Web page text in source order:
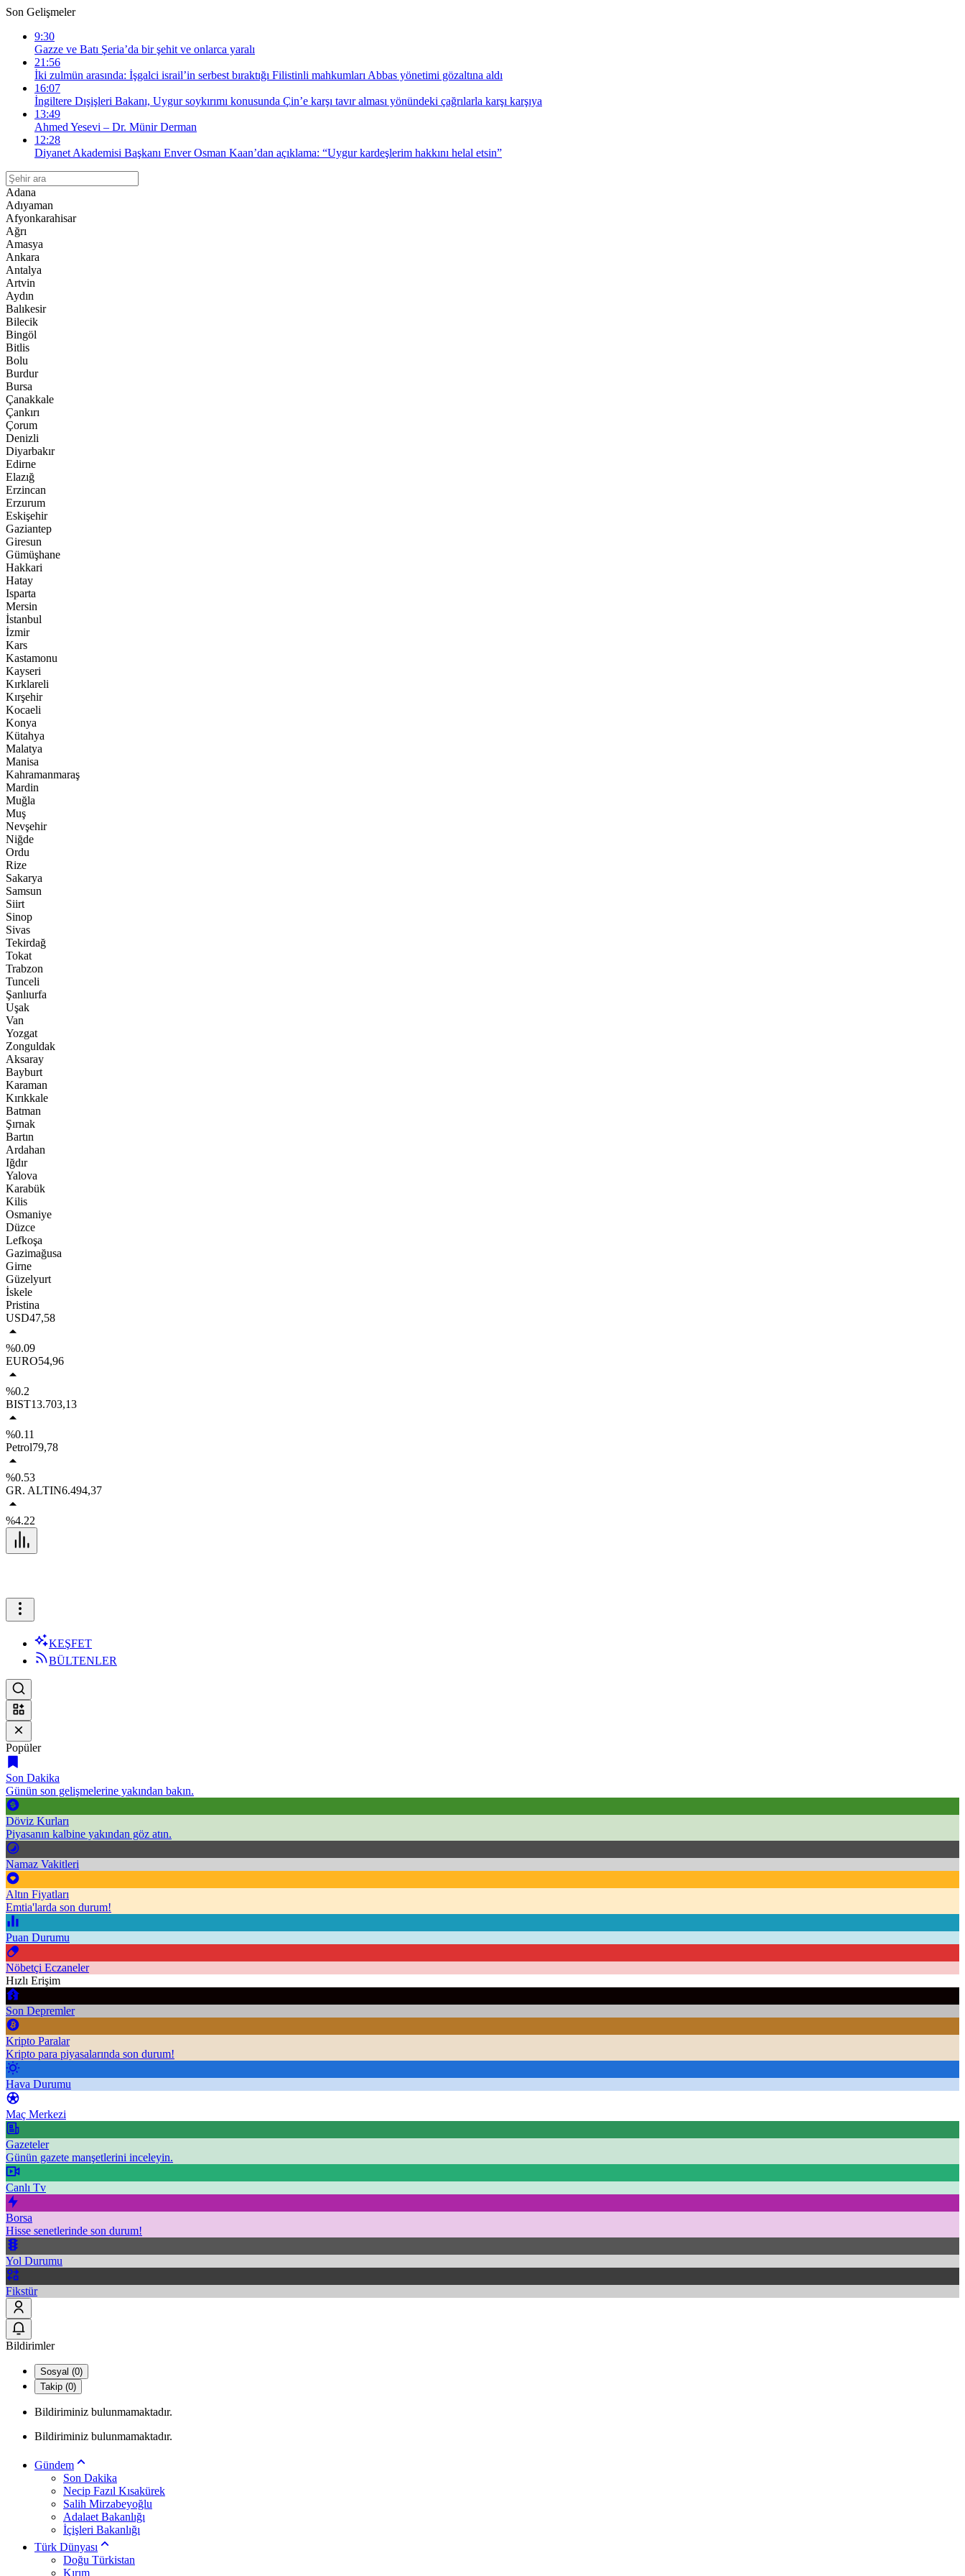
Son Gelişmeler
9:30
Gazze ve Batı Şeria’da bir şehit ve onlarca yaralı
21:56
İki zulmün arasında: İşgalci israil’in serbest bıraktığı Filistinli mahkumları Abbas yönetimi gözaltına aldı
16:07
İngiltere Dışişleri Bakanı, Uygur soykırımı konusunda Çin’e karşı tavır alması yönündeki çağrılarla karşı karşıya
13:49
Ahmed Yesevi – Dr. Münir Derman
12:28
Diyanet Akademisi Başkanı Enver Osman Kaan’dan açıklama: “Uygur kardeşlerim hakkını helal etsin”
Adana
Adıyaman
Afyonkarahisar
Ağrı
Amasya
Ankara
Antalya
Artvin
Aydın
Balıkesir
Bilecik
Bingöl
Bitlis
Bolu
Burdur
Bursa
Çanakkale
Çankırı
Çorum
Denizli
Diyarbakır
Edirne
Elazığ
Erzincan
Erzurum
Eskişehir
Gaziantep
Giresun
Gümüşhane
Hakkari
Hatay
Isparta
Mersin
İstanbul
İzmir
Kars
Kastamonu
Kayseri
Kırklareli
Kırşehir
Kocaeli
Konya
Kütahya
Malatya
Manisa
Kahramanmaraş
Mardin
Muğla
Muş
Nevşehir
Niğde
Ordu
Rize
Sakarya
Samsun
Siirt
Sinop
Sivas
Tekirdağ
Tokat
Trabzon
Tunceli
Şanlıurfa
Uşak
Van
Yozgat
Zonguldak
Aksaray
Bayburt
Karaman
Kırıkkale
Batman
Şırnak
Bartın
Ardahan
Iğdır
Yalova
Karabük
Kilis
Osmaniye
Düzce
Lefkoşa
Gazimağusa
Girne
Güzelyurt
İskele
Pristina
USD47,58
%0.09
EURO54,96
%0.2
BIST13.703,13
%0.11
Petrol79,78
%0.53
GR. ALTIN6.494,37
%4.22
KEŞFET
BÜLTENLER
Popüler
Son Dakika
Günün son gelişmelerine yakından bakın.
Döviz Kurları
Piyasanın kalbine yakından göz atın.
Namaz Vakitleri
Altın Fiyatları
Emtia'larda son durum!
Puan Durumu
Nöbetçi Eczaneler
Hızlı Erişim
Son Depremler
Kripto Paralar
Kripto para piyasalarında son durum!
Hava Durumu
Maç Merkezi
Gazeteler
Günün gazete manşetlerini inceleyin.
Canlı Tv
Borsa
Hisse senetlerinde son durum!
Yol Durumu
Fikstür
Bildirimler
Sosyal (0)
Takip (0)
Bildiriminiz bulunmamaktadır.
Bildiriminiz bulunmamaktadır.
Gündem
Son Dakika
Necip Fazıl Kısakürek
Salih Mirzabeyoğlu
Adalaet Bakanlığı
İçişleri Bakanlığı
Türk Dünyası
Doğu Türkistan
Kırım